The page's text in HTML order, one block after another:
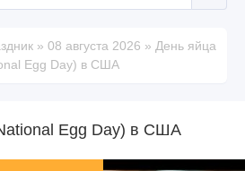
» 08 августа 2026 » День яйца
Egg Day) в США
Egg Day) в США